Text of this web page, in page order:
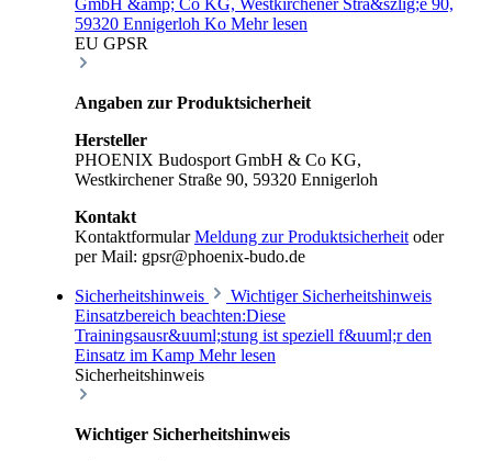
GmbH &amp; Co KG, Westkirchener Stra&szlig;e 90,
59320 Ennigerloh Ko Mehr lesen
EU GPSR
Angaben zur Produktsicherheit
Hersteller
PHOENIX Budosport GmbH & Co KG,
Westkirchener Straße 90, 59320 Ennigerloh
Kontakt
KontaktformularMeldung zur Produktsicherheit oder
per Mail: gpsr@phoenix-budo.de
Sicherheitshinweis
Wichtiger Sicherheitshinweis
Einsatzbereich beachten:Diese
Trainingsausr&uuml;stung ist speziell f&uuml;r den
Einsatz im Kamp Mehr lesen
Sicherheitshinweis
Wichtiger Sicherheitshinweis